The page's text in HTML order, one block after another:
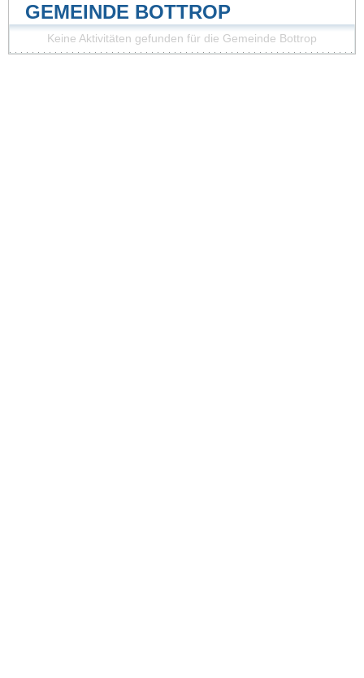
GEMEINDE BOTTROP
Keine Aktivitäten gefunden für die Gemeinde Bottrop